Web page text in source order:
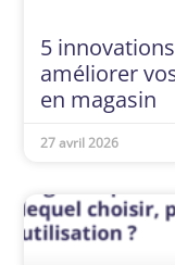
5
améliorer
en magasin
27 avril 2026